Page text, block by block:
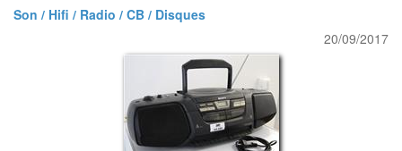
Son / Hifi / Radio / CB / Disques
20/09/2017